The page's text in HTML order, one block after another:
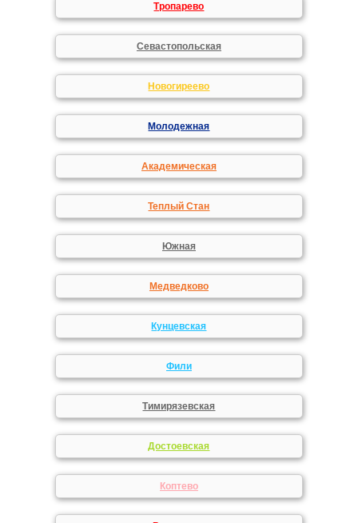
Тропарево
Севастопольская
Новогиреево
Молодежная
Академическая
Теплый Стан
Южная
Медведково
Кунцевская
Фили
Тимирязевская
Достоевская
Коптево